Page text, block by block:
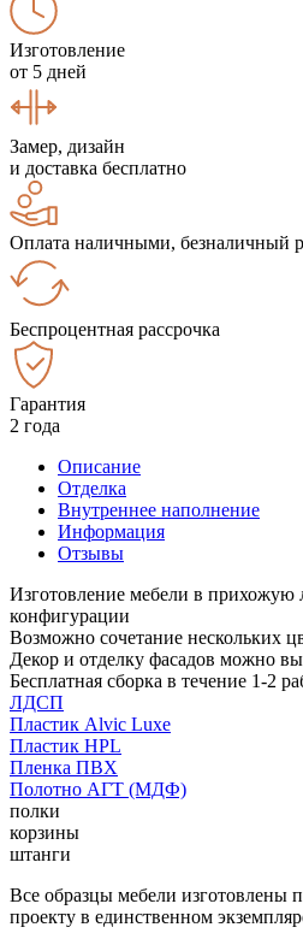
Изготовление
от 5 дней
Замер, дизайн
и доставка бесплатно
Оплата наличными, безналичный
Беспроцентная рассрочка
Гарантия
2 года
Описание
Отделка
Внутреннее наполнение
Информация
Отзывы
Изготовление мебели в прихожую
конфигурации
Возможно сочетание нескольких
Декор и отделку фасадов можно
Бесплатная сборка в течение 1-2
ЛДСП
Пластик Alvic Luxe
Пластик HPL
Пленка ПВХ
Полотно АГТ (МДФ)
полки
корзины
штанги
Все образцы мебели изготовлены
проекту в единственном